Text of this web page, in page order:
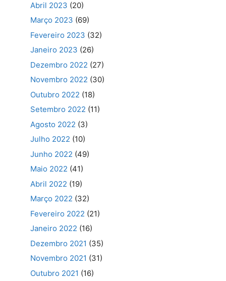
Abril 2023 (20)
Março 2023 (69)
Fevereiro 2023 (32)
Janeiro 2023 (26)
Dezembro 2022 (27)
Novembro 2022 (30)
Outubro 2022 (18)
Setembro 2022 (11)
Agosto 2022 (3)
Julho 2022 (10)
Junho 2022 (49)
Maio 2022 (41)
Abril 2022 (19)
Março 2022 (32)
Fevereiro 2022 (21)
Janeiro 2022 (16)
Dezembro 2021 (35)
Novembro 2021 (31)
Outubro 2021 (16)